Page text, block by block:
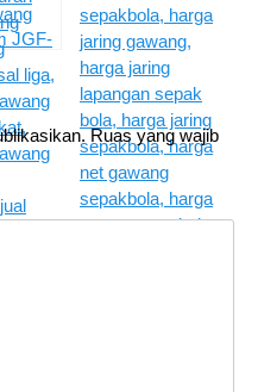
JGF-
Ruas yang wajib